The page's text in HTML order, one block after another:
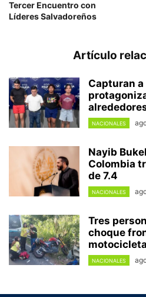
Tercer Encuentro con
Líderes Salvadoreños
Artículo
Capturan
NACIONALES
Nayib
Colombia
de 7.4
NACIONALES
Tres
choque
NACIONALES